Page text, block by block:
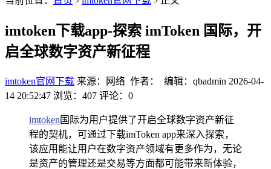
imtoken下载app-探索 imToken 国际，开
启全球数字资产新征程
imtoken官网下载 来源：网络 作者： 编辑：qbadmin 2026-04-
14 20:52:47 浏览：407 评论：0
imtoken 国际为用户提供了开启全球数字资产新征
程的契机，可通过下载imToken app来深入探索，
该应用能让用户在数字资产领域有更多作为，无论
是资产的管理还是交易等方面都可能带来新体验，